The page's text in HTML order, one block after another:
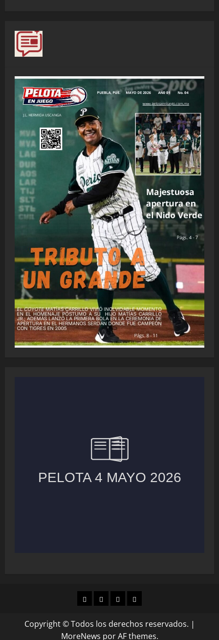
MUNICIPIOS
LOCALES
NACIONAL
COLUMNAS
Copyright © Todos los derechos reservados. |
MoreNews por AF themes.